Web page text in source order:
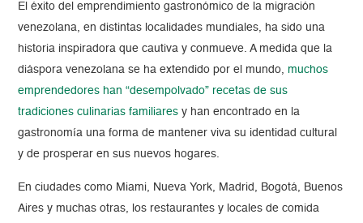
El éxito del emprendimiento gastronómico de la migración
venezolana, en distintas localidades mundiales, ha sido una
historia inspiradora que cautiva y conmueve. A medida que la
diáspora venezolana se ha extendido por el mundo,muchos
emprendedores han “desempolvado” recetas de sus
tradiciones culinarias familiares y han encontrado en la
gastronomía una forma de mantener viva su identidad cultural
y de prosperar en sus nuevos hogares.
En ciudades como Miami, Nueva York, Madrid, Bogotá, Buenos
Aires y muchas otras, los restaurantes y locales de comida